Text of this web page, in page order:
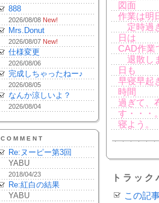
888
2026/08/08 New!
Mrs.Donut
2026/08/07 New!
仕様変更
2026/08/06
完成しちゃったねー♪
2026/08/05
なんか涼しいよ？
2026/08/04
COMMENT
Re:ヌーピー第3回
YABU
2018/04/23
Re:紅白の結果
YABU
図面
作業は明
定時過
日は
CAD作業
退散し
日も
早寝早起
時間
過ぎて、
す・・・
寝よう。
トラッ
この記